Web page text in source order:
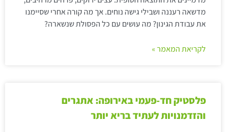
מדשאה רעננה ושבילי גישה נוחים. אך מה קורה אחרי שסיימנו
את עבודת הגינון? מה עושים עם כל הפסולת שנשארה?
לקריאת המאמר »
פלסטיק חד-פעמי באירופה: אתגרים
והזדמנויות לעתיד בריא יותר